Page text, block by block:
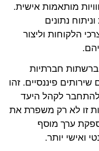
מותאמות אישית.
נתונים
הלקוחות וליצור
ברשתות חברתיות
שירותים פיננסיים. זהו
לקהל היעד
זו לא רק משפרת את
ערך מוסף
ואישי יותר.